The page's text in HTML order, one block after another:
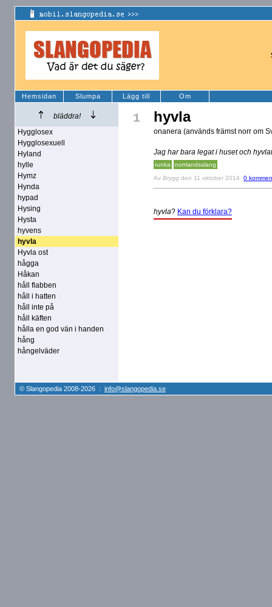
Hemsidan Slumpa Lägg till Om
bläddra!
Hygglosex
Hygglosexuell
Hyland
hylle
Hymz
Hynda
hypad
Hysing
Hysta
hyvens
hyvla
Hyvla ost
hågga
Håkan
håll flabben
håll i hatten
håll inte på
håll käften
hålla en god vän i handen
hång
hångelväder
1 hyvla
onanera (används främst norr om
Jag har bara legat i huset och
runka norrlandsslang
Av Brygg den 11 oktober 2014 0
hyvla? Kan du förklara?
© Slangopedia 2008-2026 : info@slangopedia.se